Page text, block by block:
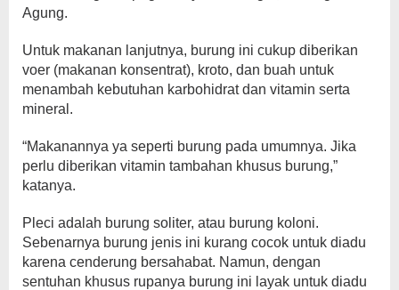
Agung.
Untuk makanan lanjutnya, burung ini cukup diberikan
voer (makanan konsentrat), kroto, dan buah untuk
menambah kebutuhan karbohidrat dan vitamin serta
mineral.
“Makanannya ya seperti burung pada umumnya. Jika
perlu diberikan vitamin tambahan khusus burung,”
katanya.
Pleci adalah burung soliter, atau burung koloni.
Sebenarnya burung jenis ini kurang cocok untuk diadu
karena cenderung bersahabat. Namun, dengan
sentuhan khusus rupanya burung ini layak untuk diadu